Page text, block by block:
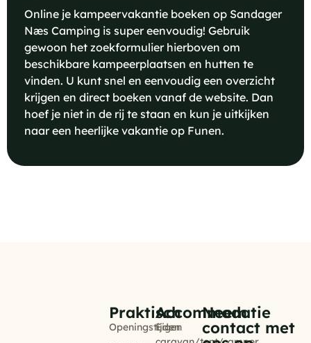
Online je kampeervakantie boeken op Sandager
Næs Camping is super eenvoudig! Gebruik
gewoon het zoekformulier hierboven om
beschikbare kampeerplaatsen en hutten te
vinden. U kunt snel en eenvoudig een overzicht
krijgen en direct boeken vanaf de website. Dan
hoef je niet in de rij te staan en kun je uitkijken
naar een heerlijke vakantie op Funen.
Accommodatie
Eigen
Praktisch
Openingstijden
Neem
contact met